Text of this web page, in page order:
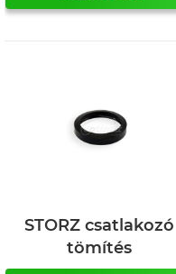
STORZ csatlakozó
tömítés